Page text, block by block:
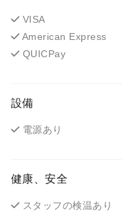
VISA
American Express
QUICPay
設備
電源あり
健康、安全
スタッフの検温あり